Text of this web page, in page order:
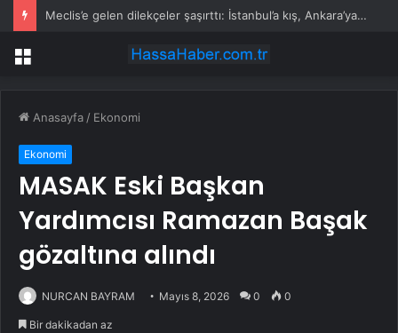
Meclis’e gelen dilekçeler şaşırttı: İstanbul’a kış, Ankara’ya yaz başkenti önerisi
Menü
Anasayfa / Ekonomi
Ekonomi
MASAK Eski Başkan
Yardımcısı Ramazan Başak
gözaltına alındı
NURCAN BAYRAM Mayıs 8, 2026 0 0
Bir dakikadan az